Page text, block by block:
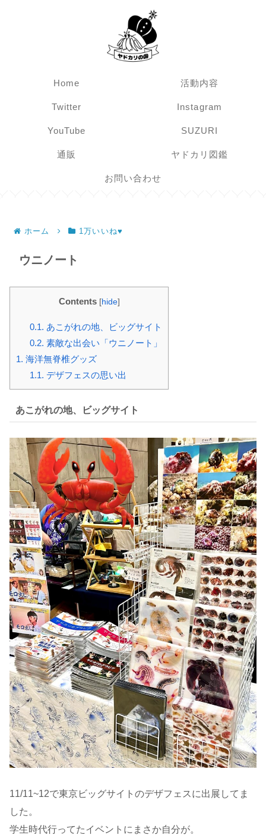
Home 活動内容
Twitter Instagram
YouTube SUZURI
通販 ヤドカリ図鑑
お問い合わせ
ホーム 1万いいね♥
ウニノート
Contents [hide]
0.1. あこがれの地、ビッグサイト
0.2. 素敵な出会い「ウニノート」
1. 海洋無脊椎グッズ
1.1. デザフェスの思い出
あこがれの地、ビッグサイト
11/11~12で東京ビッグサイトのデザフェスに出展してま
した。
学生時代行ってたイベントにまさか自分が。